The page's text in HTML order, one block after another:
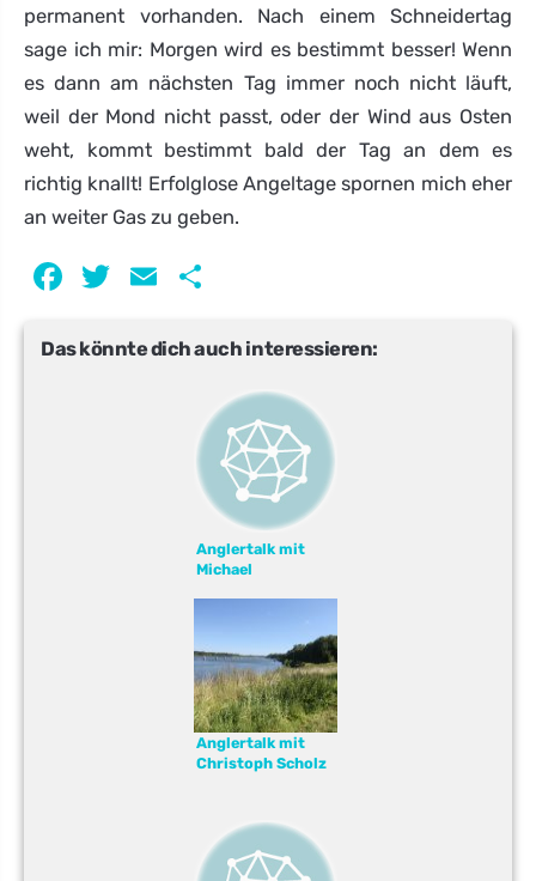
permanent vorhanden. Nach einem Schneidertag
sage ich mir: Morgen wird es bestimmt besser! Wenn
es dann am nächsten Tag immer noch nicht läuft,
weil der Mond nicht passt, oder der Wind aus Osten
weht, kommt bestimmt bald der Tag an dem es
richtig knallt! Erfolglose Angeltage spornen mich eher
an weiter Gas zu geben.
Facebook
Twitter
Email
Das könnte dich auch interessieren:
Anglertalk mit
Michael
Anglertalk mit
Christoph Scholz